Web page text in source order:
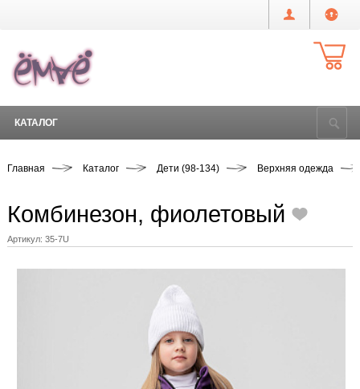
КАТАЛОГ
Главная Каталог Дети (98-134) Верхняя одежда
Комбинезон, фиолетовый
Артикул: 35-7U